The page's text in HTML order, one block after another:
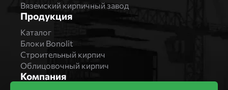
Вяземский кирпичный завод
Продукция
Каталог
Блоки Bonolit
Строительный кирпич
Облицовочный кирпич
Компания